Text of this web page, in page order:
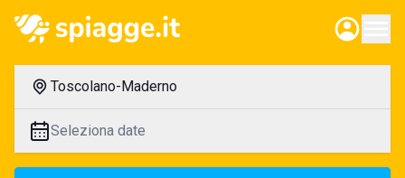
Toscolano-Maderno
Seleziona date